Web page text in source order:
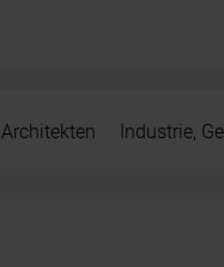
Architekten Industrie,